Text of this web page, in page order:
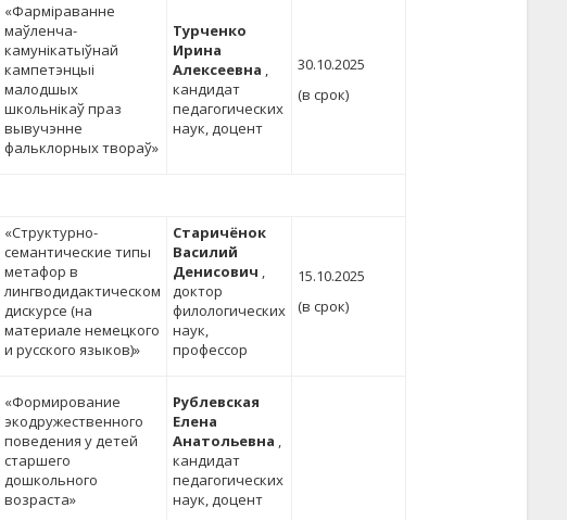
«Фарміраванне
маўленча-
камунікатыўнай
кампетэнцыі
малодшых
школьнікаў праз
вывучэнне
фальклорных твораў»
Турченко
Ирина
Алексеевна ,
кандидат
педагогических
наук, доцент
30.10.2025
(в срок)
«Структурно-
семантические типы
метафор в
лингводидактическом
дискурсе (на
материале немецкого
и русского языков)»
Старичёнок
Василий
Денисович ,
доктор
филологических
наук,
профессор
15.10.2025
(в срок)
«Формирование
экодружественного
поведения у детей
старшего
дошкольного
возраста»
Рублевская
Елена
Анатольевна ,
кандидат
педагогических
наук, доцент